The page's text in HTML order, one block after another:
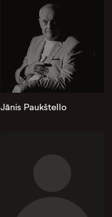
Jānis Paukštello